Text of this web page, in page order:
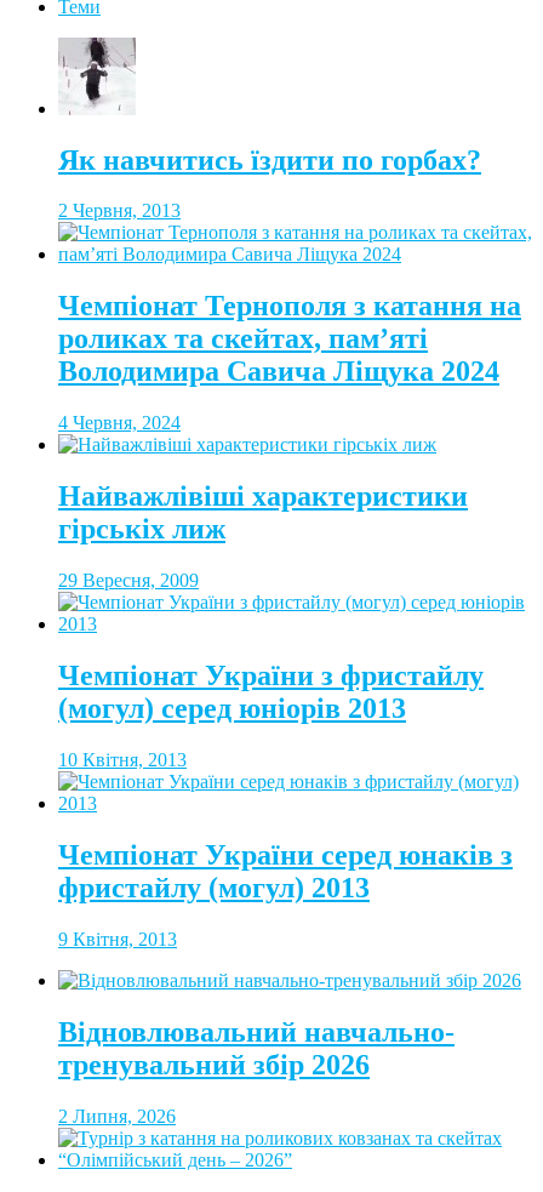
Теми
Як навчитись їздити по горбах?
2 Червня, 2013
Чемпіонат Тернополя з катання на
роликах та скейтах, пам’яті
Володимира Савича Ліщука 2024
4 Червня, 2024
Найважлівіші характеристики
гірськіх лиж
29 Вересня, 2009
Чемпіонат України з фристайлу
(могул) серед юніорів 2013
10 Квітня, 2013
Чемпіонат України серед юнаків з
фристайлу (могул) 2013
9 Квітня, 2013
Відновлювальний навчально-
тренувальний збір 2026
2 Липня, 2026